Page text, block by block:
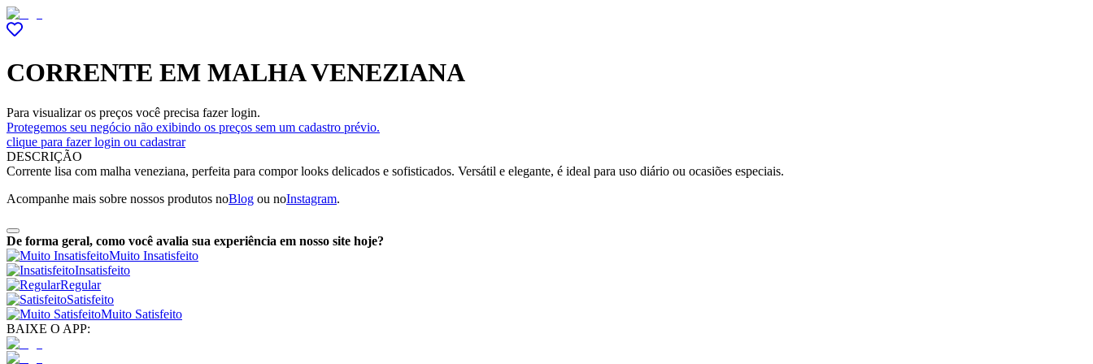
CORRENTE EM MALHA VENEZIANA
Para visualizar os preços você precisa fazer login.
Protegemos seu negócio não exibindo os preços sem um cadastro prévio.
clique para fazer login ou cadastrar
DESCRIÇÃO
Corrente lisa com malha veneziana, perfeita para compor looks delicados e sofisticados. Versátil e elegante, é ideal para uso diário ou ocasiões especiais.
Acompanhe mais sobre nossos produtos noBlog ou noInstagram.
De forma geral, como você avalia sua experiência em nosso site hoje?
Muito Insatisfeito
Insatisfeito
Regular
Satisfeito
Muito Satisfeito
BAIXE O APP: